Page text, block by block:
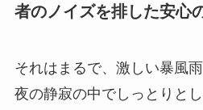
者のノイズを排した安心
それはまるで、激しい暴風
夜の静寂の中でしっとりと